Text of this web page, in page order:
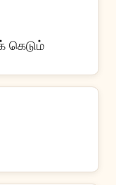
கெடும்